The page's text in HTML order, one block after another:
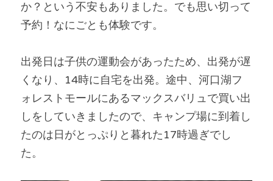
か？という不安もありました。でも思い切って
予約！なにごとも体験です。
出発日は子供の運動会があったため、出発が遅
くなり、14時に自宅を出発。途中、河口湖フ
ォレストモールにあるマックスバリュで買い出
しをしていきましたので、キャンプ場に到着し
たのは日がとっぷりと暮れた17時過ぎでし
た。